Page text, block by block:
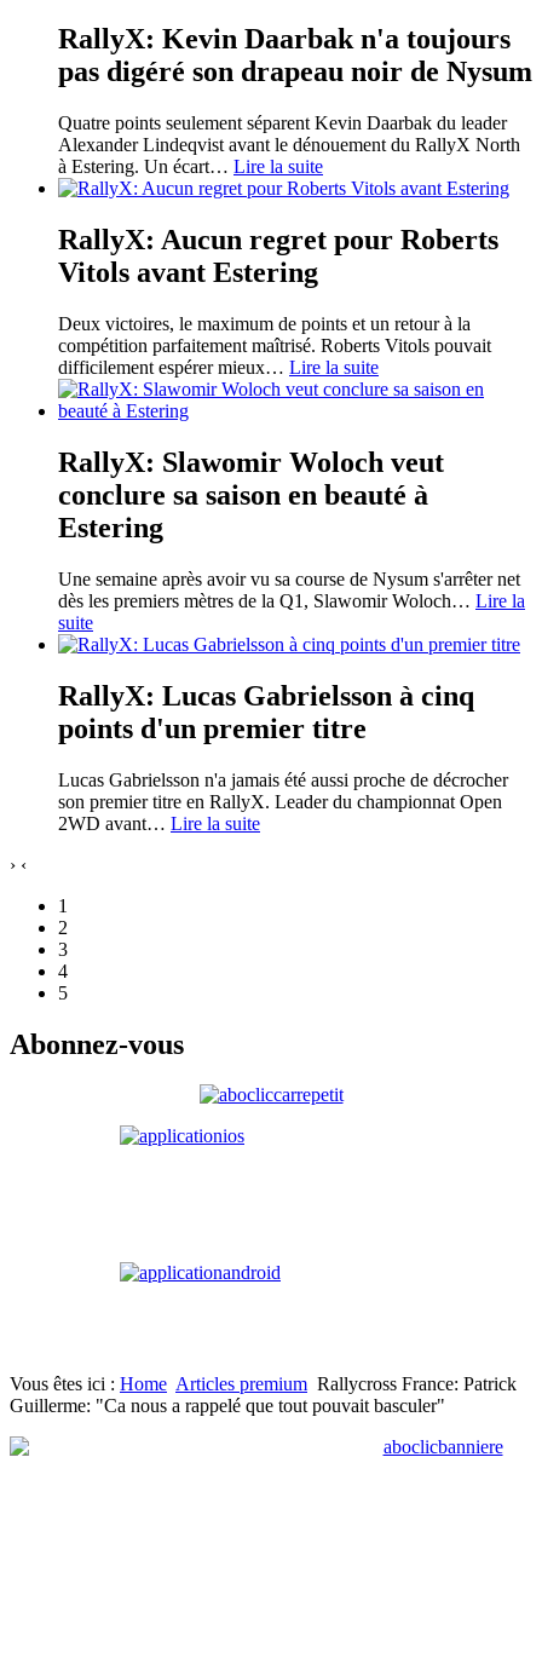
RallyX: Kevin Daarbak n'a toujours
pas digéré son drapeau noir de Nysum
Quatre points seulement séparent Kevin Daarbak du leader
Alexander Lindeqvist avant le dénouement du RallyX North
à Estering. Un écart… Lire la suite
RallyX: Aucun regret pour Roberts
Vitols avant Estering
Deux victoires, le maximum de points et un retour à la
compétition parfaitement maîtrisé. Roberts Vitols pouvait
difficilement espérer mieux… Lire la suite
RallyX: Slawomir Woloch veut
conclure sa saison en beauté à
Estering
Une semaine après avoir vu sa course de Nysum s'arrêter net
dès les premiers mètres de la Q1, Slawomir Woloch… Lire la
suite
RallyX: Lucas Gabrielsson à cinq
points d'un premier titre
Lucas Gabrielsson n'a jamais été aussi proche de décrocher
son premier titre en RallyX. Leader du championnat Open
2WD avant… Lire la suite
› ‹
1
2
3
4
5
Abonnez-vous
Vous êtes ici : Home Articles premium Rallycross France: Patrick
Guillerme: "Ca nous a rappelé que tout pouvait basculer"